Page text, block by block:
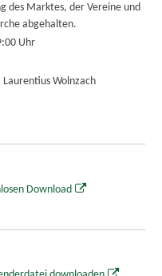
des Marktes, der Vereine und
abgehalten.
Uhr
Laurentius Wolnzach
Download